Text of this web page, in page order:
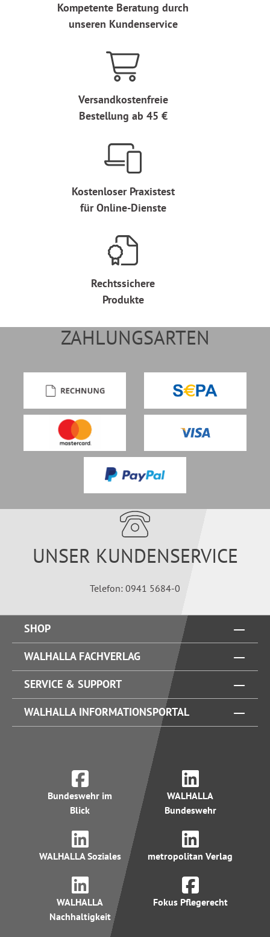
Kompetente Beratung durch
unseren Kundenservice
Versandkostenfreie
Bestellung ab 45 €
Kostenloser Praxistest
für Online-Dienste
Rechtssichere
Produkte
ZAHLUNGSARTEN
UNSER KUNDENSERVICE
Telefon: 0941 5684-0
SHOP
WALHALLA FACHVERLAG
SERVICE & SUPPORT
WALHALLA INFORMATIONSPORTAL
Bundeswehr im
Blick
WALHALLA
Bundeswehr
WALHALLA Soziales metropolitan Verlag
WALHALLA
Nachhaltigkeit
Fokus Pflegerecht